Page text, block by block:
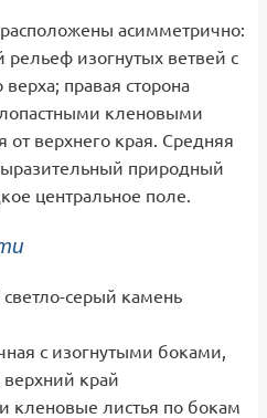
асимметрично:
рельеф изогнутых ветвей с
правая сторона
кленовыми
верхнего края. Средняя
природный
центральное поле.
серый камень
с изогнутыми боками,
край
кленовые листья по бокам